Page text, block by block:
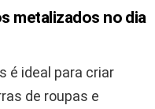
metalizados no dia
é ideal para criar
de roupas e